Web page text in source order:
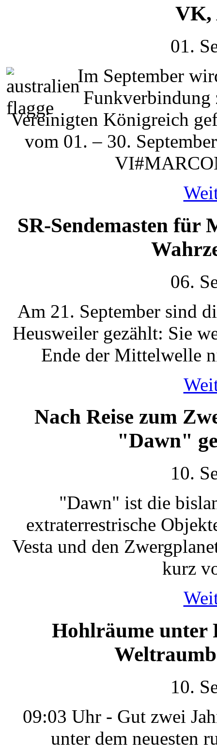
VK,
01.
Im September
Funkverbindung
Vereinigten Königreich
vom 01. – 30.
SR-Sendemasten für
06.
Am 21. September sind
Heusweiler gezählt: Sie
Ende der Mittelwelle
Nach Reise zum
"Dawn"
10.
"Dawn" ist die
extraterrestrische
Vesta und den
kurz
Hohlräume unter
10.
09:03 Uhr - Gut zwei
unter dem neuesten